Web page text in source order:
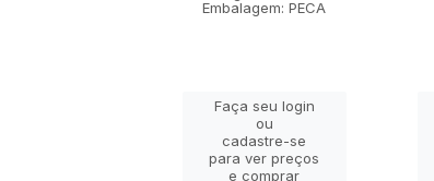
Embalagem: PECA
Faça seu login
ou
cadastre-se
para ver preços
e comprar